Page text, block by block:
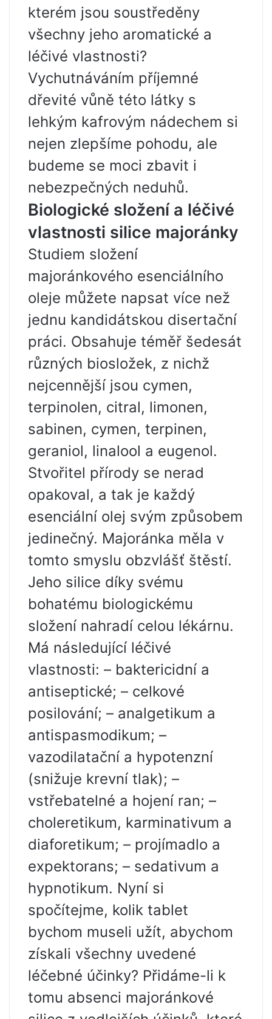
kterém jsou soustředěny
všechny jeho aromatické a
léčivé vlastnosti?
Vychutnáváním příjemné
dřevité vůně této látky s
lehkým kafrovým nádechem si
nejen zlepšíme pohodu, ale
budeme se moci zbavit i
nebezpečných neduhů.
Biologické složení a léčivé
vlastnosti silice majoránky
Studiem složení
majoránkového esenciálního
oleje můžete napsat více než
jednu kandidátskou disertační
práci. Obsahuje téměř šedesát
různých biosložek, z nichž
nejcennější jsou cymen,
terpinolen, citral, limonen,
sabinen, cymen, terpinen,
geraniol, linalool a eugenol.
Stvořitel přírody se nerad
opakoval, a tak je každý
esenciální olej svým způsobem
jedinečný. Majoránka měla v
tomto smyslu obzvlášť štěstí.
Jeho silice díky svému
bohatému biologickému
složení nahradí celou lékárnu.
Má následující léčivé
vlastnosti: – baktericidní a
antiseptické; – celkové
posilování; – analgetikum a
antispasmodikum; –
vazodilatační a hypotenzní
(snižuje krevní tlak); –
vstřebatelné a hojení ran; –
choleretikum, karminativum a
diaforetikum; – projímadlo a
expektorans; – sedativum a
hypnotikum. Nyní si
spočítejme, kolik tablet
bychom museli užít, abychom
získali všechny uvedené
léčebné účinky? Přidáme-li k
tomu absenci majoránkové